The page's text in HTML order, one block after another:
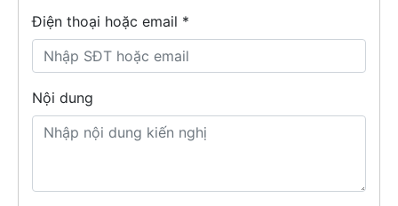
Điện thoại hoặc email *
Nội dung